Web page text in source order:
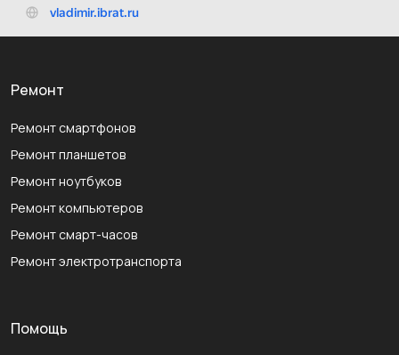
Ремонт
Ремонт смартфонов
Ремонт планшетов
Ремонт ноутбуков
Ремонт компьютеров
Ремонт смарт-часов
Ремонт электротранспорта
Помощь